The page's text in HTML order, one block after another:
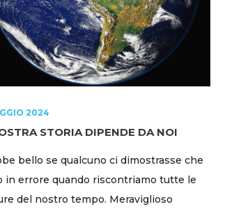
2024
STORIA DIPENDE DA NOI
bello se qualcuno ci dimostrasse che
in errore quando riscontriamo tutte le
del nostro tempo. Meraviglioso